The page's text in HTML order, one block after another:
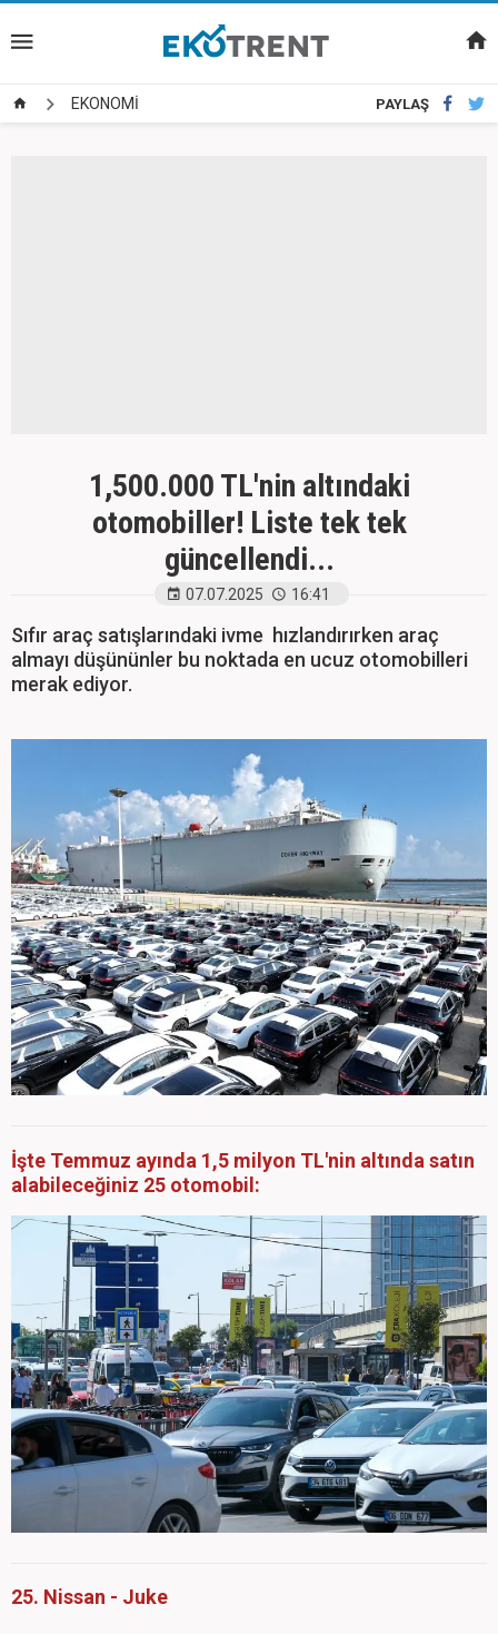
EKONOMİ PAYLAŞ
1,500.000 TL'nin altındaki
otomobiller! Liste tek tek
güncellendi...
07.07.2025 16:41
Sıfır araç satışlarındaki ivme hızlandırırken araç
almayı düşününler bu noktada en ucuz otomobilleri
merak ediyor.
İşte Temmuz ayında 1,5 milyon TL'nin altında satın
alabileceğiniz 25 otomobil:
25. Nissan - Juke